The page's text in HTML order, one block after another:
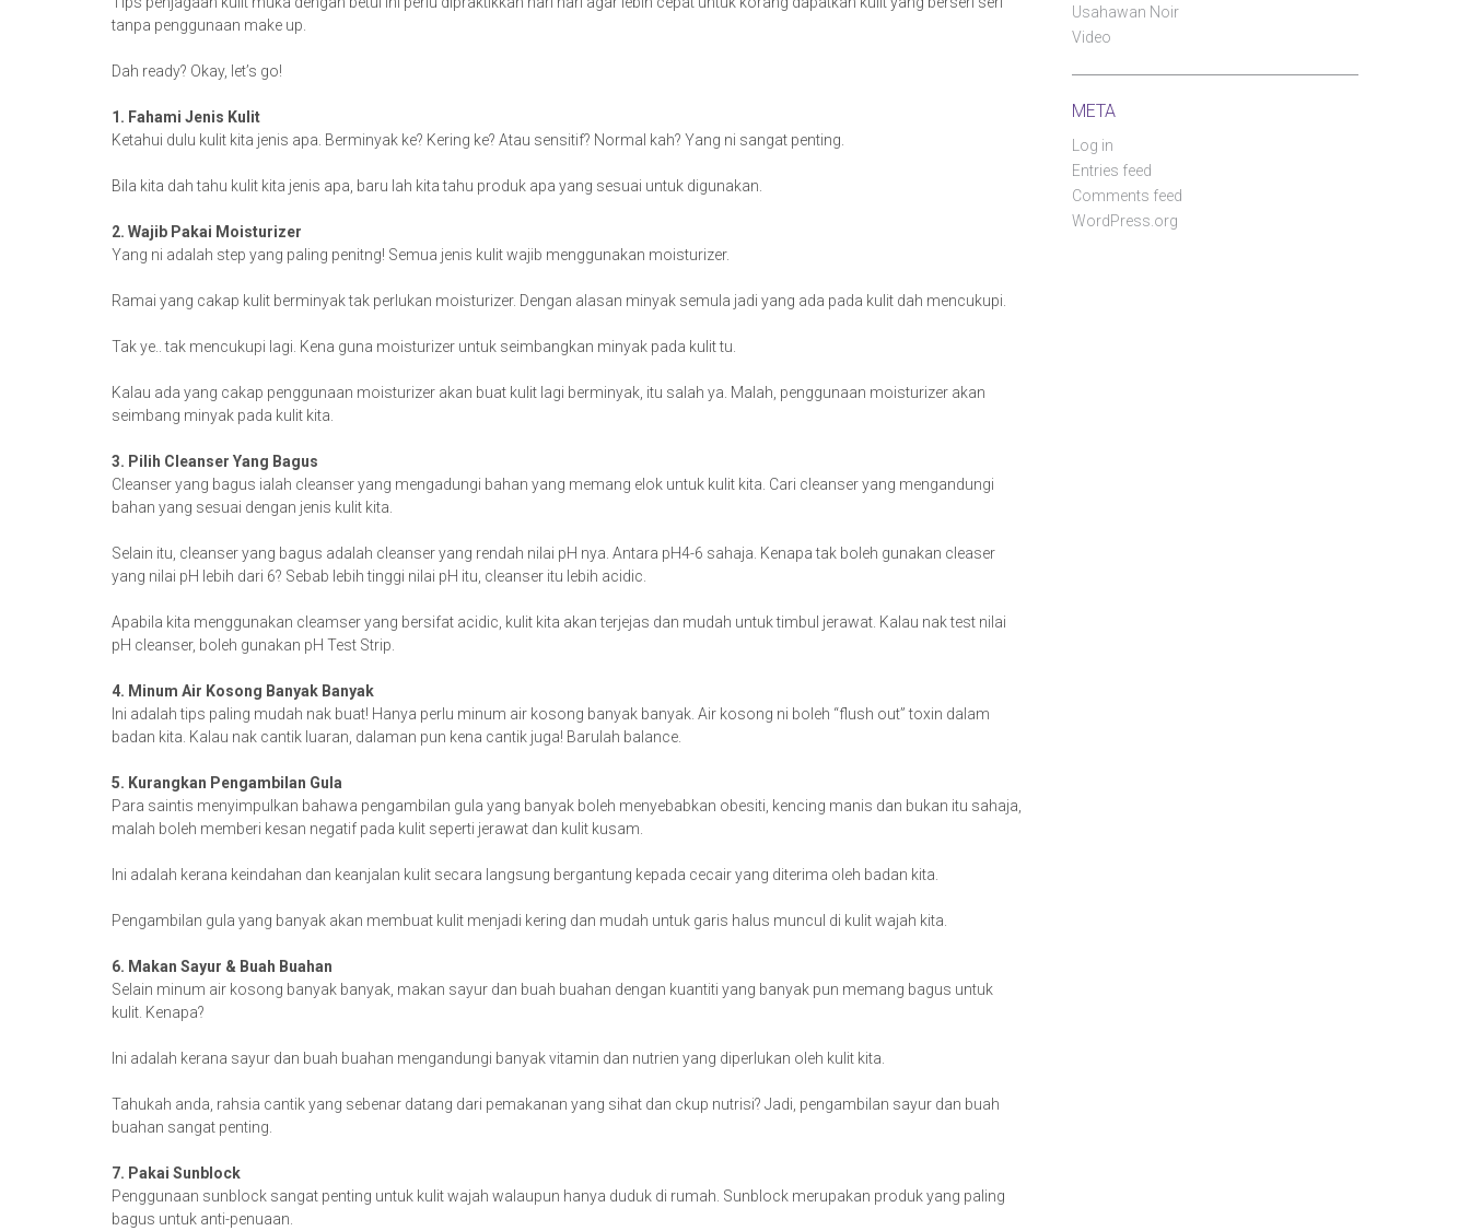
tanpa penggunaan make up.
Dah ready? Okay, let’s go!
1. Fahami Jenis Kulit
Ketahui dulu kulit kita jenis apa. Berminyak ke? Kering ke? Atau sensitif? Normal kah? Yang ni sangat penting.
Bila kita dah tahu kulit kita jenis apa, baru lah kita tahu produk apa yang sesuai untuk digunakan.
2. Wajib Pakai Moisturizer
Yang ni adalah step yang paling penitng! Semua jenis kulit wajib menggunakan moisturizer.
Ramai yang cakap kulit berminyak tak perlukan moisturizer. Dengan alasan minyak semula jadi yang ada pada kulit dah mencukupi.
Tak ye.. tak mencukupi lagi. Kena guna moisturizer untuk seimbangkan minyak pada kulit tu.
Kalau ada yang cakap penggunaan moisturizer akan buat kulit lagi berminyak, itu salah ya. Malah, penggunaan moisturizer akan
seimbang minyak pada kulit kita.
3. Pilih Cleanser Yang Bagus
Cleanser yang bagus ialah cleanser yang mengadungi bahan yang memang elok untuk kulit kita. Cari cleanser yang mengandungi
bahan yang sesuai dengan jenis kulit kita.
Selain itu, cleanser yang bagus adalah cleanser yang rendah nilai pH nya. Antara pH4-6 sahaja. Kenapa tak boleh gunakan cleaser
yang nilai pH lebih dari 6? Sebab lebih tinggi nilai pH itu, cleanser itu lebih acidic.
Apabila kita menggunakan cleamser yang bersifat acidic, kulit kita akan terjejas dan mudah untuk timbul jerawat. Kalau nak test nilai
pH cleanser, boleh gunakan pH Test Strip.
4. Minum Air Kosong Banyak Banyak
Ini adalah tips paling mudah nak buat! Hanya perlu minum air kosong banyak banyak. Air kosong ni boleh “flush out” toxin dalam
badan kita. Kalau nak cantik luaran, dalaman pun kena cantik juga! Barulah balance.
5. Kurangkan Pengambilan Gula
Para saintis menyimpulkan bahawa pengambilan gula yang banyak boleh menyebabkan obesiti, kencing manis dan bukan itu sahaja,
malah boleh memberi kesan negatif pada kulit seperti jerawat dan kulit kusam.
Ini adalah kerana keindahan dan keanjalan kulit secara langsung bergantung kepada cecair yang diterima oleh badan kita.
Pengambilan gula yang banyak akan membuat kulit menjadi kering dan mudah untuk garis halus muncul di kulit wajah kita.
6. Makan Sayur & Buah Buahan
Selain minum air kosong banyak banyak, makan sayur dan buah buahan dengan kuantiti yang banyak pun memang bagus untuk
kulit. Kenapa?
Ini adalah kerana sayur dan buah buahan mengandungi banyak vitamin dan nutrien yang diperlukan oleh kulit kita.
Tahukah anda, rahsia cantik yang sebenar datang dari pemakanan yang sihat dan ckup nutrisi? Jadi, pengambilan sayur dan buah
buahan sangat penting.
7. Pakai Sunblock
Penggunaan sunblock sangat penting untuk kulit wajah walaupun hanya duduk di rumah. Sunblock merupakan produk yang paling
bagus untuk anti-penuaan.
Usahawan Noir
Video
META
Log in
Entries feed
Comments feed
WordPress.org